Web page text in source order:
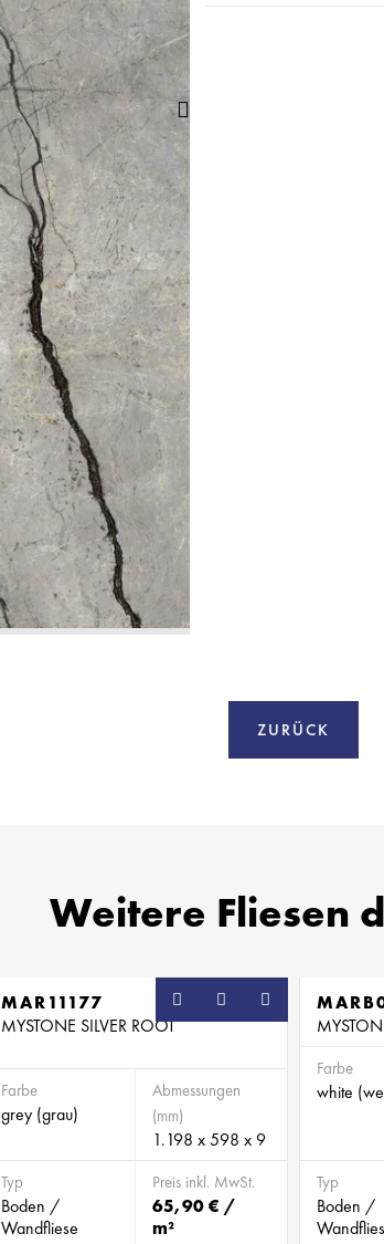
ZURÜCK
Weitere Fliesen
MAR11177
MYSTONE SILVER ROOT
Farbe
grey (grau)
Abmessungen
(mm)
1.198 x 598 x 9
Typ
Boden /
Wandfliese
Preis inkl. MwSt.
65,90 € /
m²
Farbe
white
Typ
Boden /